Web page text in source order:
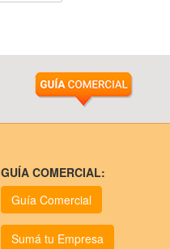
GUÍA COMERCIAL:
Guía Comercial
Sumá tu Empresa